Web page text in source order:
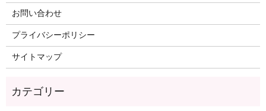
お問い合わせ
プライバシーポリシー
サイトマップ
カテゴリー